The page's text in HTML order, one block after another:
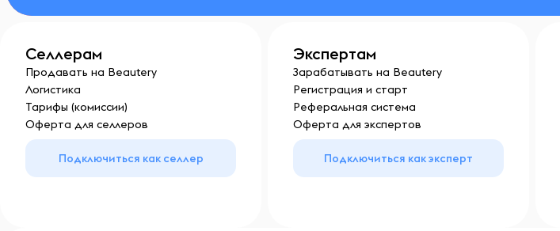
Селлерам
Продавать на Beautery
Логистика
Тарифы (комиссии)
Оферта для селлеров
Подключиться как селлер
Экспертам
Зарабатывать на Beautery
Регистрация и старт
Реферальная система
Оферта для экспертов
Подключиться как эксперт